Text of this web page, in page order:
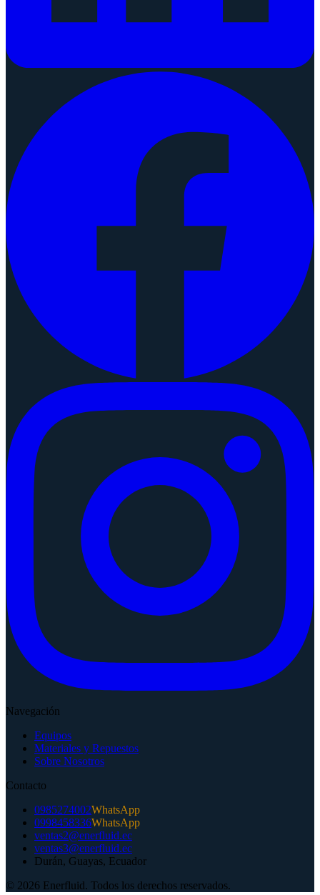
Navegación
Equipos
Materiales y Repuestos
Sobre Nosotros
Contacto
0985274002WhatsApp
0998458336WhatsApp
ventas2@enerfluid.ec
ventas3@enerfluid.ec
Durán, Guayas, Ecuador
© 2026 Enerfluid. Todos los derechos reservados.